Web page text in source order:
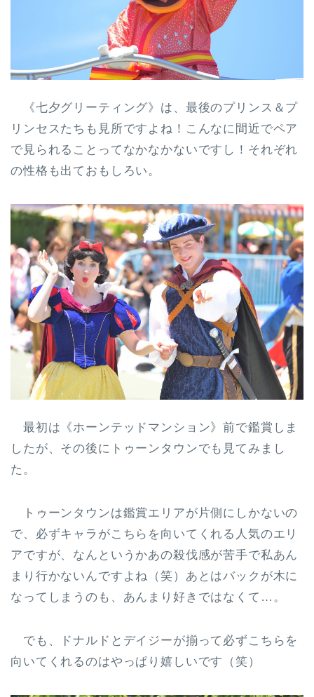
《七夕グリーティング》は、最後のプリンス＆プ
リンセスたちも見所ですよね！こんなに間近でペア
で見られることってなかなかないですし！それぞれ
の性格も出ておもしろい。
最初は《ホーンテッドマンション》前で鑑賞しま
したが、その後にトゥーンタウンでも見てみまし
た。
トゥーンタウンは鑑賞エリアが片側にしかないの
で、必ずキャラがこちらを向いてくれる人気のエリ
アですが、なんというかあの殺伐感が苦手で私あん
まり行かないんですよね（笑）あとはバックが木に
なってしまうのも、あんまり好きではなくて…。
でも、ドナルドとデイジーが揃って必ずこちらを
向いてくれるのはやっぱり嬉しいです（笑）